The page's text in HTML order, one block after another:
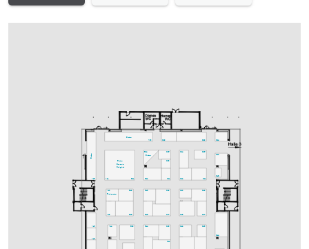
B24
Bistro
A25
Bistro
C11
A13
C17
D21
C18
D14
C19
C13
B16
B22
D17
C29
B15
B19
D13
B18
A15
D22
D25
D29
A18
D19
D24
D18
A20
Fachpresse
C21
C20
C25
C12
A21 B21
Bavaria
Bistro
Delights
B14
C22
B13
A30
Bistro
C23
A14
C24